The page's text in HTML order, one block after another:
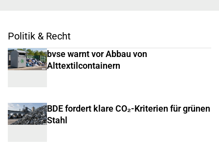
Politik & Recht
bvse warnt vor Abbau von
Alttextilcontainern
BDE fordert klare CO₂-Kriterien für grünen
Stahl